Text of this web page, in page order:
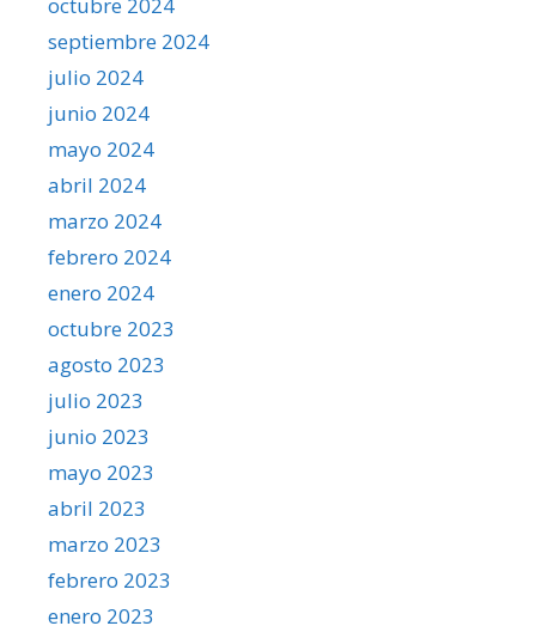
octubre 2024
septiembre 2024
julio 2024
junio 2024
mayo 2024
abril 2024
marzo 2024
febrero 2024
enero 2024
octubre 2023
agosto 2023
julio 2023
junio 2023
mayo 2023
abril 2023
marzo 2023
febrero 2023
enero 2023